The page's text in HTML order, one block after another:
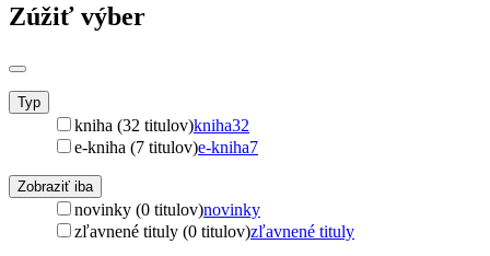
Zúžiť výber
Typ
kniha (32 titulov)kniha32
e-kniha (7 titulov)e-kniha7
Zobraziť iba
novinky (0 titulov)novinky
zľavnené tituly (0 titulov)zľavnené tituly